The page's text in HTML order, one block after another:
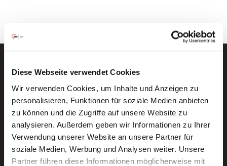
Diese Webseite verwendet Cookies
Wir verwenden Cookies, um Inhalte und Anzeigen zu
personalisieren, Funktionen für soziale Medien anbieten
zu können und die Zugriffe auf unsere Website zu
analysieren. Außerdem geben wir Informationen zu Ihrer
Verwendung unserer Website an unsere Partner für
soziale Medien, Werbung und Analysen weiter. Unsere
Partner führen diese Informationen möglicherweise mit
Neue Stellen per E-Mail.
Ein kostenloser Service von AWO
Jobs.
E-Mail-Adresse eintragen